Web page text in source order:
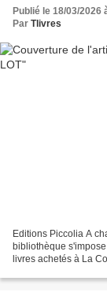
Publié le 18/03/2026
Par Tlivres
Editions Piccolia A
bibliothèque
livres achetés à La